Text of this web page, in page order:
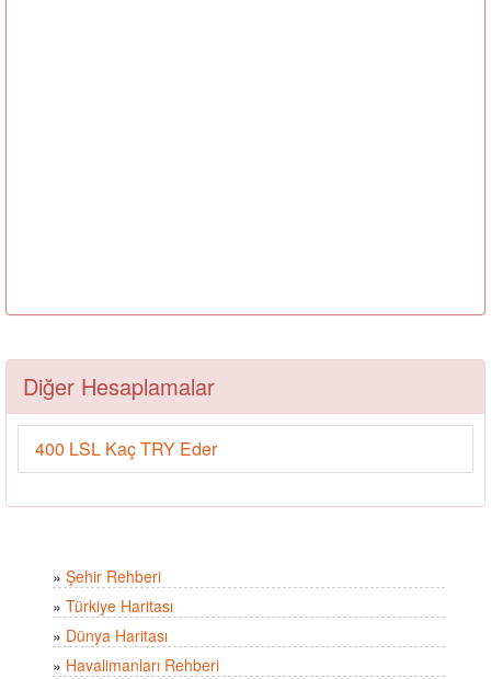
Diğer Hesaplamalar
400 LSL Kaç TRY Eder
» Şehir Rehberi
» Türkiye Haritası
» Dünya Haritası
» Havalimanları Rehberi